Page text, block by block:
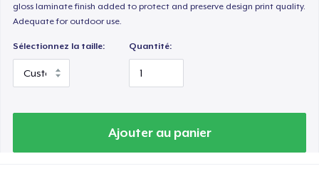
gloss laminate finish added to protect and preserve design print quality.
Adequate for outdoor use.
Sélectionnez la taille: Quantité:
Ajouter au panier